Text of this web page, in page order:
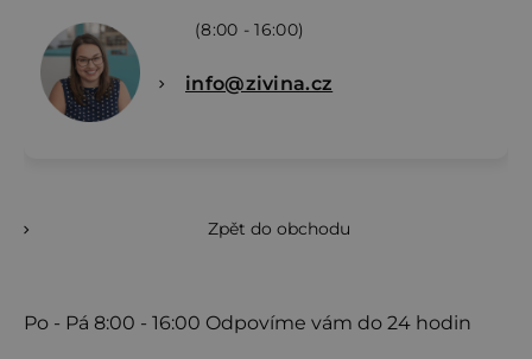
(8:00 - 16:00)
info@zivina.cz
Zpět do obchodu
Po - Pá 8:00 - 16:00 Odpovíme vám do 24 hodin